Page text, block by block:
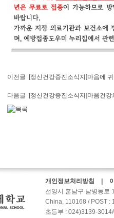
이전글 [정신건강증진소식지]마음에
다음글 [정신건강증진소식지]마음건
개인정보처리방침 |
선양시 훈남구 남병동로
China, 110168 / POST :
초등부 : 024)3139-